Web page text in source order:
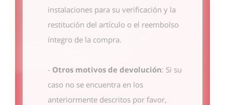
instalaciones para su verificación y la
restitución del artículo o el reembolso
íntegro de la compra.
- Otros motivos de devolución: Si su
caso no se encuentra en los
anteriormente descritos por favor,